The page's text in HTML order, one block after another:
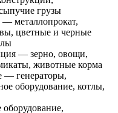
грузы
— металлопрокат,
цветные и черные
— зерно, овощи,
животные корма
— генераторы,
оборудование, котлы,